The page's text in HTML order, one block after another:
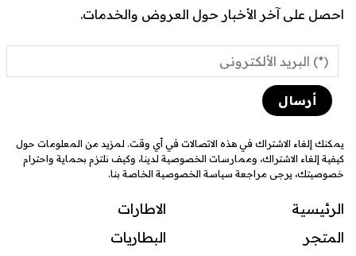
احصل على آخر الأخبار حول العروض والخدمات.
يمكنك إلغاء الاشتراك في هذه الاتصالات في أي وقت. لمزيد من المعلومات حول
كيفية إلغاء الاشتراك، وممارسات الخصوصية لدينا، وكيف نلتزم بحماية واحترام
خصوصيتك، يرجى مراجعة سياسة الخصوصية الخاصة بنا.
الرئيسية
المتجر
الاطارات
البطاريات